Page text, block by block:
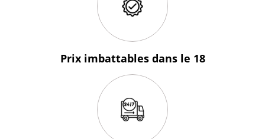
Prix imbattables dans le 18